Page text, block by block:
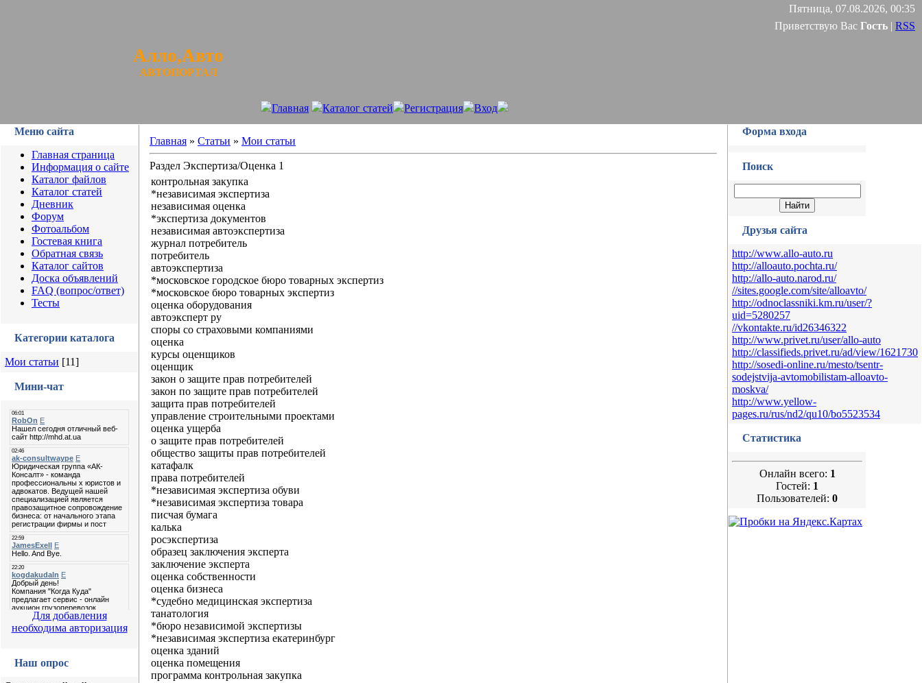
Алло,Авто
АВТОПОРТАЛ
Пятница, 07.08.2026, 00:35
Приветствую Вас Гость | RSS
Главная Каталог статей Регистрация
Вход
Меню сайта
Главная страница
Информация о сайте
Каталог файлов
Каталог статей
Дневник
Форум
Фотоальбом
Гостевая книга
Обратная связь
Каталог сайтов
Доска объявлений
FAQ (вопрос/ответ)
Тесты
Категории каталога
Мои статьи [11]
Мини-чат
Для добавления
необходима авторизация
Наш опрос
Главная » Статьи » Мои статьи
Раздел Экспертиза/Оценка 1
контрольная закупка
*независимая экспертиза
независимая оценка
*экспертиза документов
независимая автоэкспертиза
журнал потребитель
потребитель
автоэкспертиза
*московское городское бюро товарных экспертиз
*московское бюро товарных экспертиз
оценка оборудования
автоэксперт ру
споры со страховыми компаниями
оценка
курсы оценщиков
оценщик
закон о защите прав потребителей
закон по защите прав потребителей
защита прав потребителей
управление строительными проектами
оценка ущерба
о защите прав потребителей
общество защиты прав потребителей
катафалк
права потребителей
*независимая экспертиза обуви
*независимая экспертиза товара
писчая бумага
калька
росэкспертиза
образец заключения эксперта
заключение эксперта
оценка собственности
оценка бизнеса
*судебно медицинская экспертиза
танатология
*бюро независимой экспертизы
*независимая экспертиза екатеринбург
оценка зданий
оценка помещения
программа контрольная закупка
Форма входа
Поиск
Друзья сайта
http://www.allo-auto.ru
http://alloauto.pochta.ru/
http://allo-auto.narod.ru/
//sites.google.com/site/alloavto/
http://odnoclassniki.km.ru/user/?
uid=5280257
//vkontakte.ru/id26346322
http://www.privet.ru/user/allo-auto
http://classifieds.privet.ru/ad/view/1621730
http://sosedi-online.ru/mesto/tsentr-
sodejstvija-avtomobilistam-alloavto-
moskva/
http://www.yellow-
pages.ru/rus/nd2/qu10/bo5523534
Статистика
Онлайн всего: 1
Гостей: 1
Пользователей: 0